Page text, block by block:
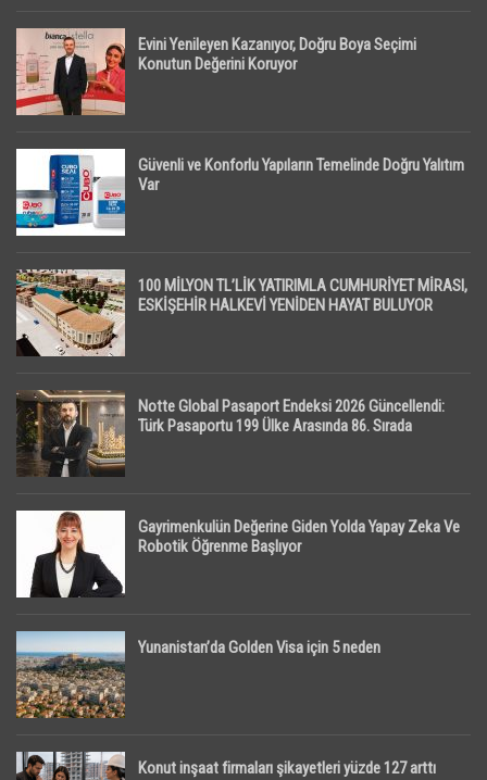
Evini Yenileyen Kazanıyor, Doğru Boya Seçimi
Konutun Değerini Koruyor
Güvenli ve Konforlu Yapıların Temelinde Doğru Yalıtım
Var
100 MİLYON TL’LİK YATIRIMLA CUMHURİYET MİRASI,
ESKİŞEHİR HALKEVİ YENİDEN HAYAT BULUYOR
Notte Global Pasaport Endeksi 2026 Güncellendi:
Türk Pasaportu 199 Ülke Arasında 86. Sırada
Gayrimenkulün Değerine Giden Yolda Yapay Zeka Ve
Robotik Öğrenme Başlıyor
Yunanistan’da Golden Visa için 5 neden
Konut inşaat firmaları şikayetleri yüzde 127 arttı